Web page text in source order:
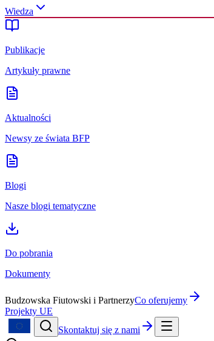
Wiedza
Publikacje
Artykuły prawne
Aktualności
Newsy ze świata BFP
Blogi
Nasze blogi tematyczne
Do pobrania
Dokumenty
Budzowska Fiutowski i PartnerzyCo oferujemy
Projekty UE
Skontaktuj się z nami